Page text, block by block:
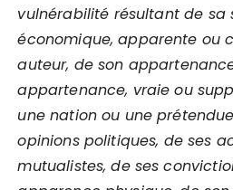
vulnérabilité résultant de sa
économique, apparente ou
auteur, de son
appartenance, vraie ou
une nation ou une
opinions politiques, de ses
mutualistes, de ses